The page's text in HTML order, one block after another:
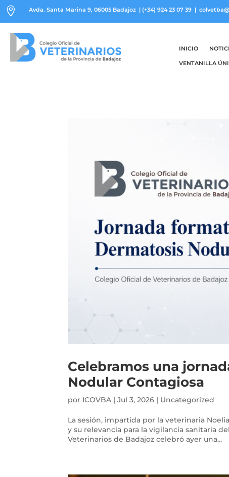
 Avda. Santa Marina 9, 06005 Badajoz | (+34) 924 23 07 39 |
INICIO
VENTANILLA
Celebramos una
Nodular Contagiosa
por ICOVBA |Jul 3, 2026 | Uncategorized
La sesión, impartida por la veterinaria
y su relevancia para la vigilancia sanitaria
Veterinarios de Badajoz celebró ayer una...